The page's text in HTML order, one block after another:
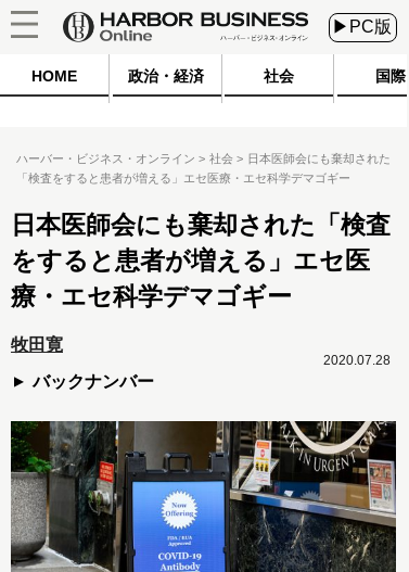
▶PC版
HOME 政治・経済 社会 国際
ハーバー・ビジネス・オンライン 社会
日本医師会にも棄却された
「検査をすると患者が増える」エセ医療・エセ科学デマゴギー
日本医師会にも棄却された「検査
をすると患者が増える」エセ医
療・エセ科学デマゴギー
牧田寛
バックナンバー
2020.07.28